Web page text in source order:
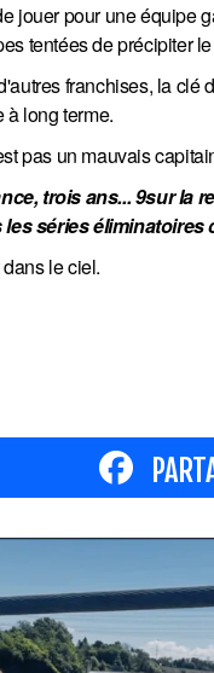
jouer pour une équipe
tentées de précipiter
franchises, la
long terme.
pas un mauvais
trois ans... 9sur
séries éliminatoires
le ciel.